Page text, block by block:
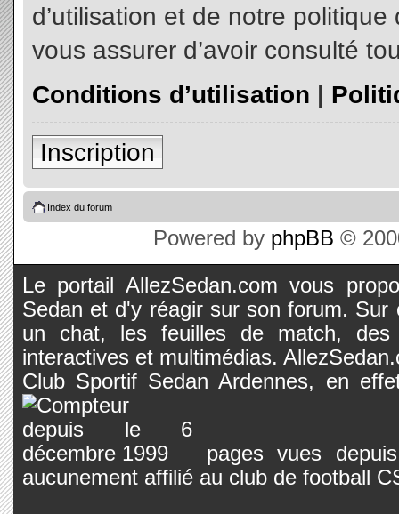
d’utilisation et de notre
vous assurer d’avoir consulté
Conditions d’utilisation |
Inscription
Index du forum
Powered by phpBB ©
Le portail AllezSedan.com vous
Sedan et d'y réagir sur son forum.
un chat, les feuilles de match, des
interactives et multimédias.
Club Sportif Sedan Ardennes, en
pages vues
aucunement affilié au club de football